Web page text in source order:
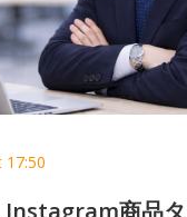
17:50
Instagram商品